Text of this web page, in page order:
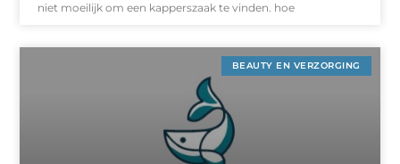
niet moeilijk om een kapperszaak te vinden. hoe
BEAUTY EN VERZORGING